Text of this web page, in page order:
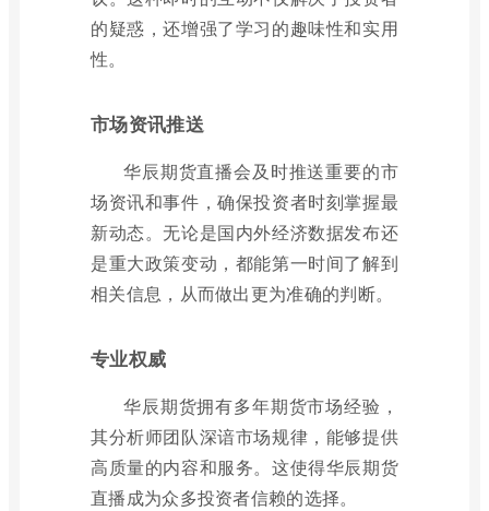
的疑惑，还增强了学习的趣味性和实用
性。
市场资讯推送
华辰期货直播会及时推送重要的市
场资讯和事件，确保投资者时刻掌握最
新动态。无论是国内外经济数据发布还
是重大政策变动，都能第一时间了解到
相关信息，从而做出更为准确的判断。
专业权威
华辰期货拥有多年期货市场经验，
其分析师团队深谙市场规律，能够提供
高质量的内容和服务。这使得华辰期货
直播成为众多投资者信赖的选择。